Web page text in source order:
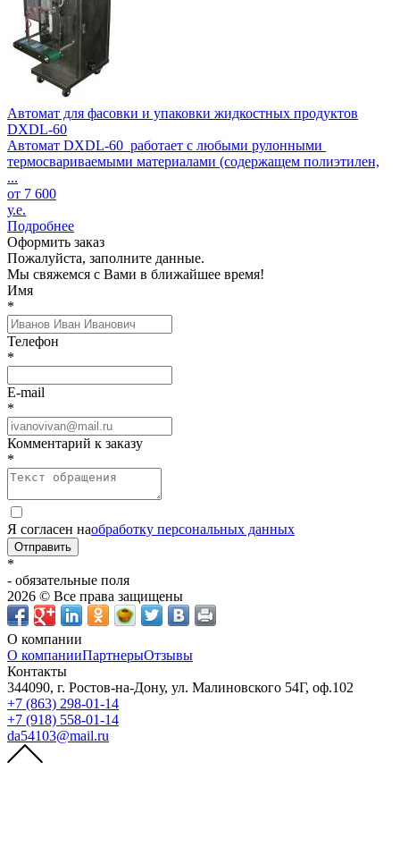
Автомат для фасовки и упаковки жидкостных продуктов
DXDL-60
Автомат DXDL-60 работает с любыми рулонными
термосвариваемыми материалами (содержащем полиэтилен,
...
от 7 600
у.е.
Подробнее
Оформить заказ
Пожалуйста, заполните данные.
Мы свяжемся с Вами в ближайшее время!
Имя
*
Телефон
*
E-mail
*
Комментарий к заказу
*
Я согласен наобработку персональных данных
Отправить
*
- обязательные поля
2026 © Все права защищены
О компании
О компанииПартнерыОтзывы
Контакты
344090, г. Ростов-на-Дону, ул. Малиновского 54Г, оф.102
+7 (863) 298-01-14
+7 (918) 558-01-14
da54103@mail.ru